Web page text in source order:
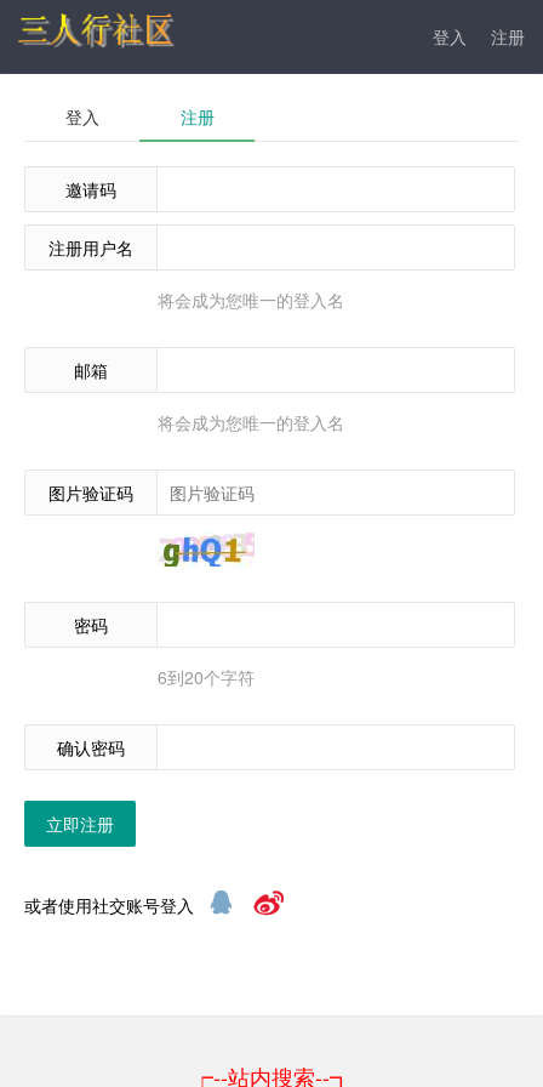
登入 注册
登入 注册
邀请码
注册用户名
将会成为您唯一的登入名
邮箱
将会成为您唯一的登入名
图片验证码
密码
6到20个字符
确认密码
立即注册
或者使用社交账号登入
┍--站内搜索--┓